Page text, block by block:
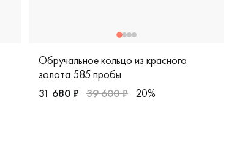
sd-55кб
Обручальное кольцо из красного
золота 585 пробы
31 680 ₽ 39 600 ₽ 20%